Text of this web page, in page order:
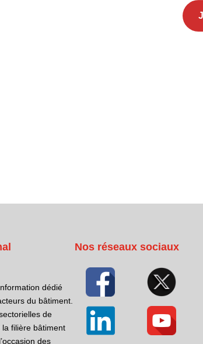
dédié
du bâtiment.
de
filière bâtiment
des
Nos réseaux sociaux